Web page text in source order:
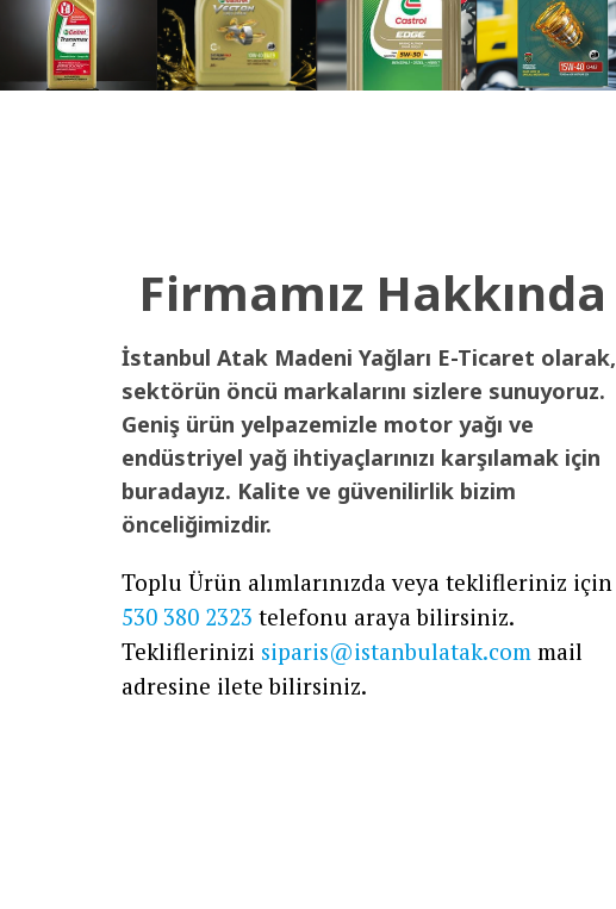
Firmamız Hakkında
İstanbul Atak Madeni Yağları E-Ticaret olarak,
sektörün öncü markalarını sizlere sunuyoruz.
Geniş ürün yelpazemizle motor yağı ve
endüstriyel yağ ihtiyaçlarınızı karşılamak için
buradayız. Kalite ve güvenilirlik bizim
önceliğimizdir.
Toplu Ürün alımlarınızda veya teklifleriniz için
530 380 2323 telefonu araya bilirsiniz.
Tekliflerinizi siparis@istanbulatak.com mail
adresine ilete bilirsiniz.